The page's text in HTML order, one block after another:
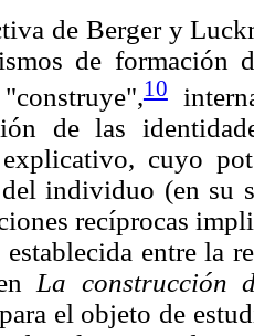
de Berger y
de formación
10
de las
explicativo, cuyo
individuo (en su
recíprocas
establecida entre la
La construcción
el objeto de